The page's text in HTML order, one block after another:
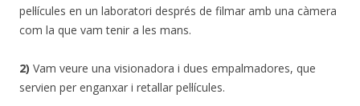
pel·lícules en un laboratori després de filmar amb una càmera
com la que vam tenir a les mans.
2) Vam veure una visionadora i dues empalmadores, que
servien per enganxar i retallar pel·lícules.